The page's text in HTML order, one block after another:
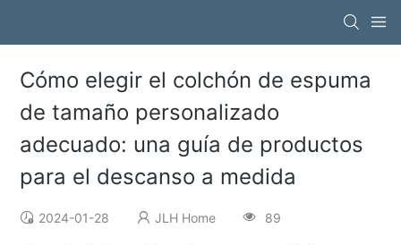
Cómo elegir el colchón de espuma
de tamaño personalizado
adecuado: una guía de productos
para el descanso a medida
2024-01-28 JLH Home 89